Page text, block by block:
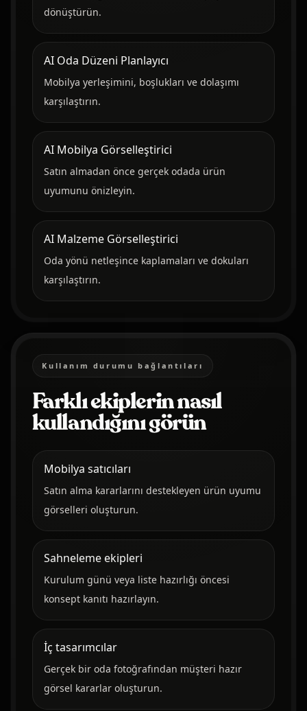
dönüştürün.
AI Oda Düzeni Planlayıcı
Mobilya yerleşimini, boşlukları ve dolaşımı
karşılaştırın.
AI Mobilya Görselleştirici
Satın almadan önce gerçek odada ürün
uyumunu önizleyin.
AI Malzeme Görselleştirici
Oda yönü netleşince kaplamaları ve dokuları
karşılaştırın.
Kullanım durumu bağlantıları
Farklı ekiplerin nasıl
kullandığını görün
Mobilya satıcıları
Satın alma kararlarını destekleyen ürün uyumu
görselleri oluşturun.
Sahneleme ekipleri
Kurulum günü veya liste hazırlığı öncesi
konsept kanıtı hazırlayın.
İç tasarımcılar
Gerçek bir oda fotoğrafından müşteri hazır
görsel kararlar oluşturun.